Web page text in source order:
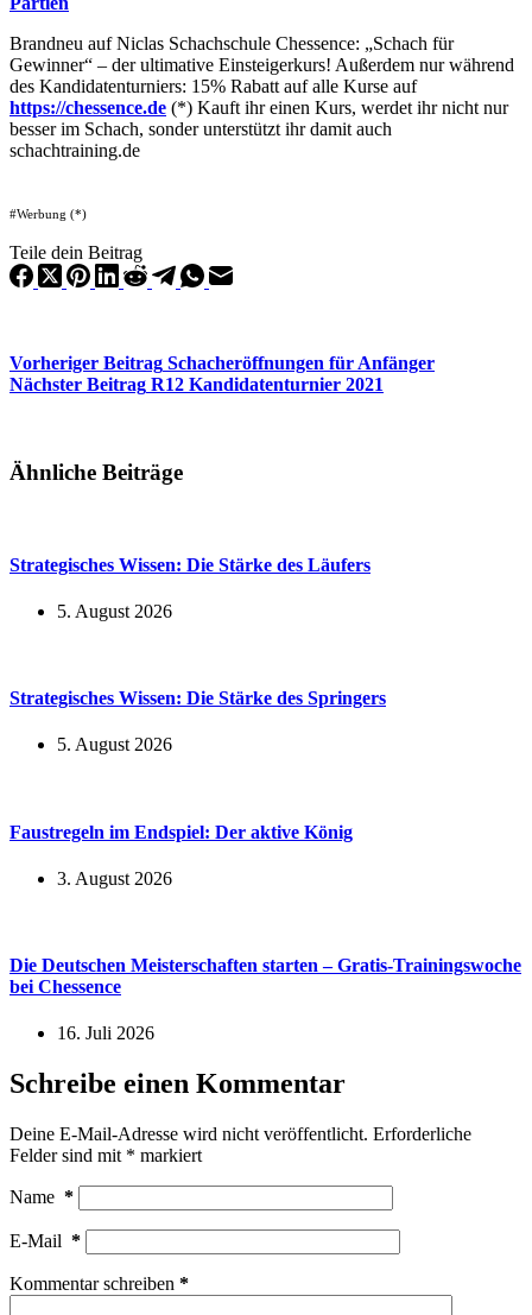
Brandneu auf Niclas Schachschule Chessence: „Schach für
Gewinner“ – der ultimative Einsteigerkurs! Außerdem nur während
des Kandidatenturniers: 15% Rabatt auf alle Kurse auf
https://chessence.de (*) Kauft ihr einen Kurs, werdet ihr nicht nur
besser im Schach, sonder unterstützt ihr damit auch
schachtraining.de
#Werbung (*)
Teile dein Beitrag
Vorheriger Beitrag Schacheröffnungen für Anfänger
Nächster Beitrag R12 Kandidatenturnier 2021
Ähnliche Beiträge
Strategisches Wissen: Die Stärke des Läufers
5. August 2026
Strategisches Wissen: Die Stärke des Springers
5. August 2026
Faustregeln im Endspiel: Der aktive König
3. August 2026
Die Deutschen Meisterschaften starten – Gratis-Trainingswoche
bei Chessence
16. Juli 2026
Schreibe einen Kommentar
Deine E-Mail-Adresse wird nicht veröffentlicht. Erforderliche
Felder sind mit * markiert
Name *
E-Mail *
Kommentar schreiben *